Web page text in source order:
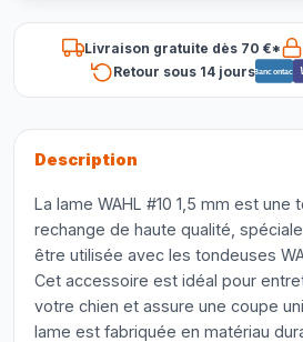
Livraison gratuite dès 70 €*
Retour sous 14 joursBancontact
Description
La lame WAHL #10 1,5 mm est une
rechange de haute qualité,
être utilisée avec les tondeuses
Cet accessoire est idéal pour
votre chien et assure une coupe
lame est fabriquée en matériau